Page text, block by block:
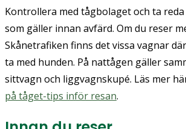
Kontrollera med tågbolaget och ta
som gäller innan avfärd. Om du reser
Skånetrafiken finns det vissa vagnar
ta med hunden. På nattågen gäller
sittvagn och liggvagnskupé. Läs mer
på tåget-tips inför resan.